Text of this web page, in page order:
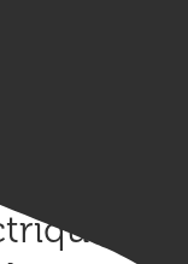
vos
un